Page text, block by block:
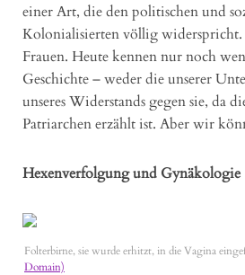
einer Art, die den politischen und
Kolonialisierten völlig
Frauen. Heute kennen nur noch
Geschichte – weder die unserer
unseres Widerstands gegen sie, da
Patriarchen erzählt ist. Aber wir
Hexenverfolgung und Gynäkologie
Folterbirne, sie wurde erhitzt, in die Vagina
Domain)